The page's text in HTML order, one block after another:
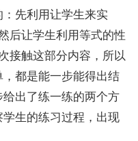
先利用让学生来实
后让学生利用等式的性
接触这部分内容，所以
都是能一步能得出结
出了练一练的两个方
生的练习过程，出现